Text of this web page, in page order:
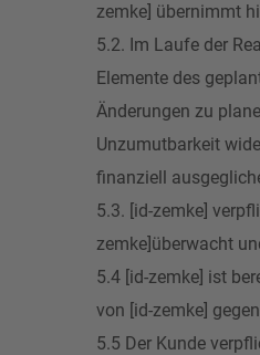
zemke] übernimmt
5.2. Im Laufe der
Elemente des
Änderungen zu
Unzumutbarkeit
finanziell
5.3. [id-zemke]
zemke]überwacht
5.4 [id-zemke] ist
von [id-zemke]
5.5 Der Kunde